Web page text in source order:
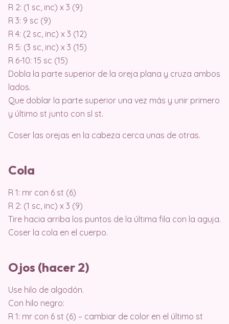
R 2: (1 sc, inc) x 3 (9)
R 3: 9 sc (9)
R 4: (2 sc, inc) x 3 (12)
R 5: (3 sc, inc) x 3 (15)
R 6-10: 15 sc (15)
Dobla la parte superior de la oreja plana y cruza ambos
lados.
Que doblar la parte superior una vez más y unir primero
y último st junto con sl st.
Coser las orejas en la cabeza cerca unas de otras.
Cola
R 1: mr con 6 st (6)
R 2: (1 sc, inc) x 3 (9)
Tire hacia arriba los puntos de la última fila con la aguja.
Coser la cola en el cuerpo.
Ojos (hacer 2)
Use hilo de algodón.
Con hilo negro:
R 1: mr con 6 st (6) – cambiar de color en el último st